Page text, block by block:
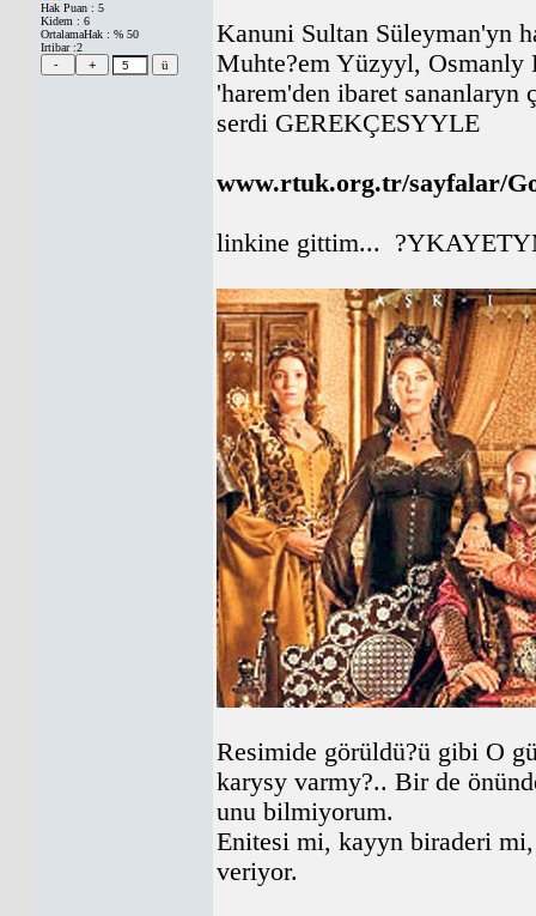
Hak Puan : 5
Kidem : 6
OrtalamaHak : % 50
Irtibar :2
Kanuni Sultan Süleyman'yn
Muhte?em Yüzyyl,
'harem'den ibaret
serdi GEREKÇESYYLE
www.rtuk.org.tr/sayfalar/
linkine gittim...
Resimide görüldü?ü gibi O
karysy varmy?.. Bir de
unu bilmiyorum.
Enitesi mi, kayyn biraderi
veriyor.